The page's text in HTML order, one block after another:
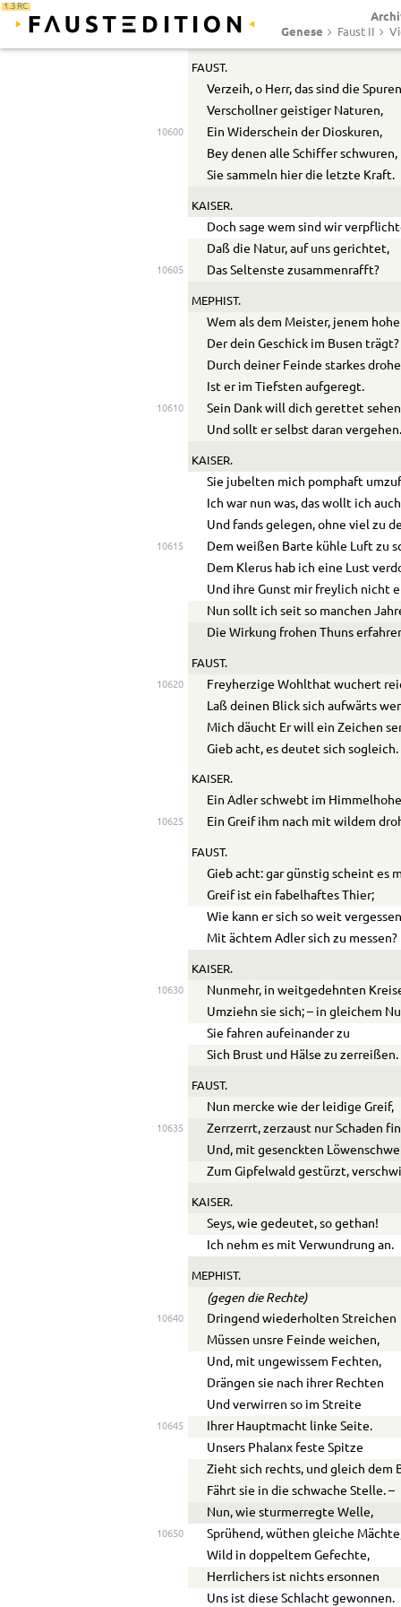
1.3 RC
Genese
Faust II
Seh ich behende Flämmchen
Das scheint mir gar zu geisterhaft.
FAUST.
Verzeih, o Herr, das sind die
Verschollner geistiger Naturen,
10600
Ein Widerschein der Dioskuren,
Bey denen alle Schiffer schwuren,
Sie sammeln hier die letzte Kraft.
KAISER.
Doch sage wem sind wir
Daß die Natur, auf uns gerichtet,
10605 Das Seltenste zusammenrafft?
MEPHIST.
Wem als dem Meister, jenem
Der dein Geschick im Busen trägt?
Durch deiner Feinde starkes
Ist er im Tiefsten aufgeregt.
10610
Sein Dank will dich gerettet
Und sollt er selbst daran
KAISER.
Sie jubelten mich pomphaft
Ich war nun was, das wollt ich
Und fands gelegen, ohne viel zu
10615
Dem weißen Barte kühle Luft zu
Dem Klerus hab ich eine Lust
Und ihre Gunst mir freylich nicht
Nun sollt ich seit so manchen
Die Wirkung frohen Thuns
FAUST.
10620
Freyherzige Wohlthat wuchert
Laß deinen Blick sich aufwärts
Mich däucht Er will ein Zeichen
Gieb acht, es deutet sich sogleich.
KAISER.
Ein Adler schwebt im
10625 Ein Greif ihm nach mit wildem
FAUST.
Gieb acht: gar günstig scheint es
Greif ist ein fabelhaftes Thier;
Wie kann er sich so weit
Mit ächtem Adler sich zu messen?
KAISER.
10630
Nunmehr, in weitgedehnten
Umziehn sie sich; – in gleichem
Sie fahren aufeinander zu
Sich Brust und Hälse zu zerreißen.
FAUST.
Nun mercke wie der leidige Greif,
10635 Zerrzerrt, zerzaust nur Schaden
Und, mit gesenckten
Zum Gipfelwald gestürzt,
KAISER.
Seys, wie gedeutet, so gethan!
Ich nehm es mit Verwundrung an.
MEPHIST.
(gegen die Rechte)
10640
Dringend wiederholten Streichen
Müssen unsre Feinde weichen,
Und, mit ungewissem Fechten,
Drängen sie nach ihrer Rechten
Und verwirren so im Streite
10645
Ihrer Hauptmacht linke Seite.
Unsers Phalanx feste Spitze
Zieht sich rechts, und gleich dem
Fährt sie in die schwache Stelle. –
Nun, wie sturmerregte Welle,
10650
Sprühend, wüthen gleiche
Wild in doppeltem Gefechte,
Herrlichers ist nichts ersonnen
Uns ist diese Schlacht gewonnen.